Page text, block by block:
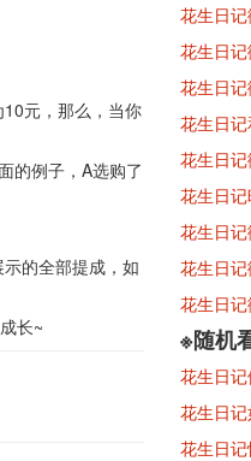
元，那么，当你
的例子，A选购了
的全部提成，如
长~
花生日
花生日
花生日
花生日
花生日
花生日
花生日
花生日
花生日
※随机
花生日
花生日
花生日